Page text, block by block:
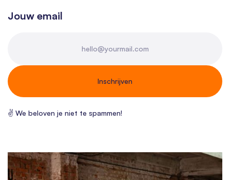
Jouw email
✌ We beloven je niet te spammen!